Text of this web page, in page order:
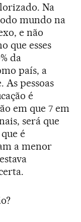
Na
mundo na
e não
que esses
da
país, a
pessoas
é
em que 7 em
será que
é
a menor